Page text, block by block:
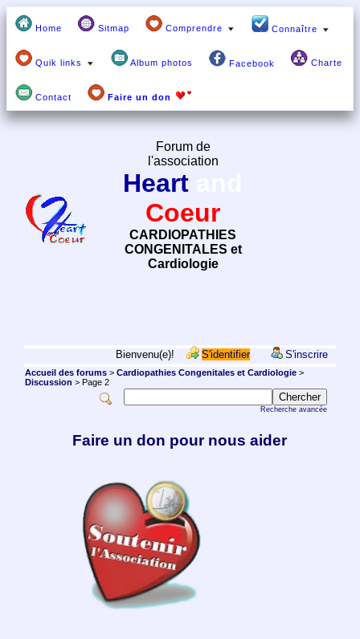
Home Sitmap Comprendre Connaître
Quik links Album photos Facebook Charte
Contact Faire un don
Forum de
l'association
Heart
Coeur
CARDIOPATHIES
CONGENITALES et
Cardiologie
Bienvenu(e)! S'identifier S'inscrire
Accueil des forums> Cardiopathies Congenitales et Cardiologie>
Discussion > Page 2
Recherche avancée
Faire un don pour nous aider